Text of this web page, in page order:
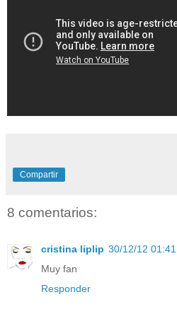
Compartir
8 comentarios:
cristina liplip 30/12/12 01:41
Muy fan
Responder